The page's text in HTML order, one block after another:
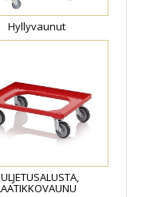
Hyllyvaunut